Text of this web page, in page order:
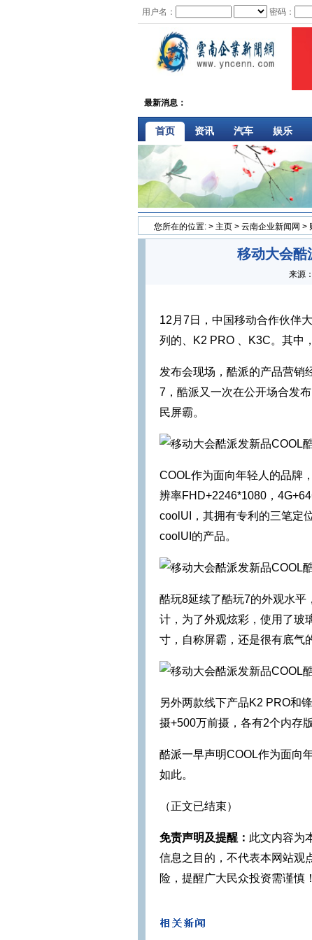
用户名： 密码：
最新消息：
首页 资讯 汽车 娱乐
您所在的位置: > 主页 > 云南企业新闻网 >
移动大会酷
来源：
12月7日，中国移动合作伙伴
列的、K2 PRO 、K3C。其中
发布会现场，酷派的产品营销
7，酷派又一次在公开场合发
民屏霸。
COOL作为面向年轻人的品牌
辨率FHD+2246*1080，
coolUI，其拥有专利的三笔定
coolUI的产品。
酷玩8延续了酷玩7的外观水平
计，为了外观炫彩，使用了玻
寸，自称屏霸，还是很有底气
另外两款线下产品K2 PRO和
摄+500万前摄，各有2个内存
酷派一早声明COOL作为面向
如此。
（正文已结束）
免责声明及提醒： 此文内容为
信息之目的，不代表本网站观
险，提醒广大民众投资需谨慎！